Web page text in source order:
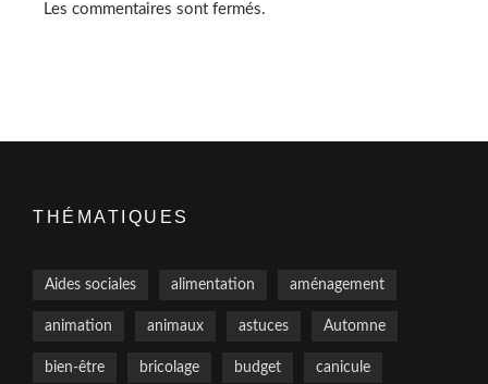
Les commentaires sont fermés.
THÉMATIQUES
Aides sociales alimentation aménagement
animation animaux astuces Automne
bien-être bricolage budget canicule